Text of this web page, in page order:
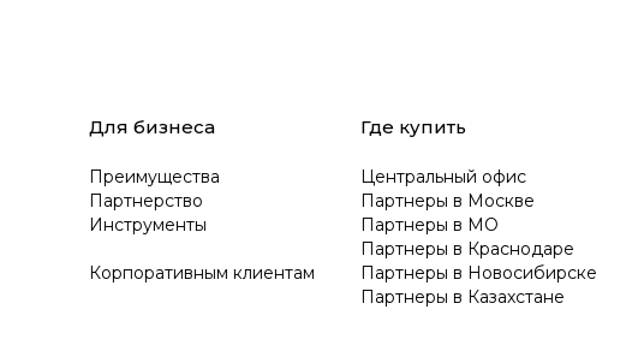
Для бизнеса
Преимущества
Партнерство
Инструменты
Корпоративным клиентам
Где купить
Центральный офис
Партнеры в Москве
Партнеры в МО
Партнеры в Краснодаре
Партнеры в Новосибирске
Партнеры в Казахстане